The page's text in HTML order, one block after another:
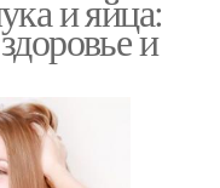
и яйца:
и